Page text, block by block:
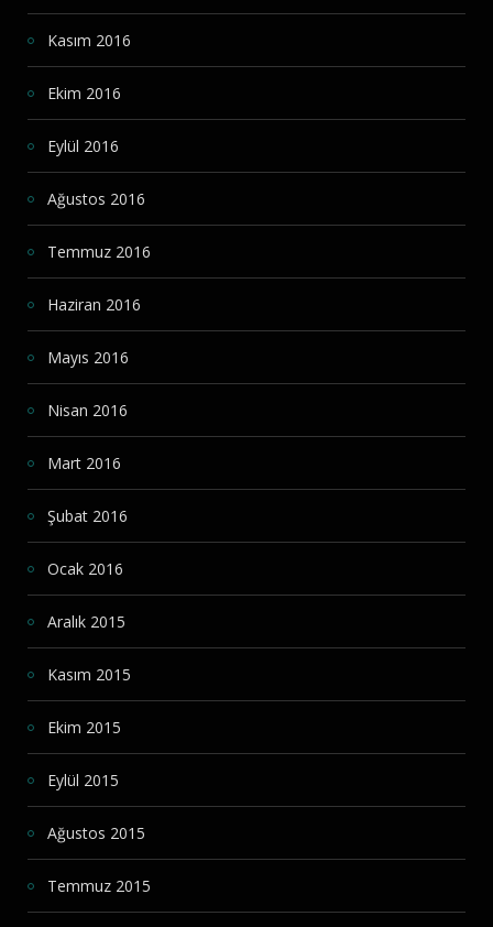
Kasım 2016
Ekim 2016
Eylül 2016
Ağustos 2016
Temmuz 2016
Haziran 2016
Mayıs 2016
Nisan 2016
Mart 2016
Şubat 2016
Ocak 2016
Aralık 2015
Kasım 2015
Ekim 2015
Eylül 2015
Ağustos 2015
Temmuz 2015